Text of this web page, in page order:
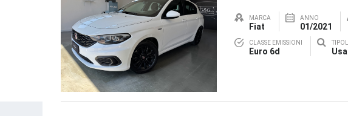
MARCA
Fiat
ANNO
01/2021
CLASSE EMISSIONI
Euro 6d